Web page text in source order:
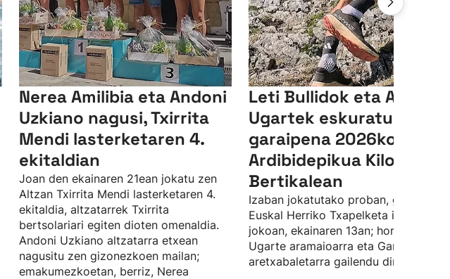
Nerea Amilibia eta Andoni
Uzkiano nagusi, Txirrita
Mendi lasterketaren 4.
ekitaldian
Joan den ekainaren 21ean jokatu zen
Altzan Txirrita Mendi lasterketaren 4.
ekitaldia, altzatarrek Txirrita
bertsolariari egiten dioten omenaldia.
Andoni Uzkiano altzatarra etxean
nagusitu zen gizonezkoen mailan;
emakumezkoetan, berriz, Nerea
Leti Bullidok eta Aitor
Ugartek eskuratu dute
garaipena 2026ko
Ardibidepikua Kilometro
Bertikalean
Izaban jokatutako proban, gainera,
Euskal Herriko Txapelketa izan da
jokoan, ekainaren 13an; horretan,
Ugarte aramaioarra eta Garazi
aretxabaletarra gailendu dira.